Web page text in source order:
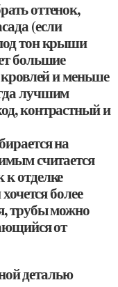
оттенок,
(если
тон крыши
большие
и меньше
лучшим
контрастный и
на
считается
отделке
более
трубы можно
от
деталью